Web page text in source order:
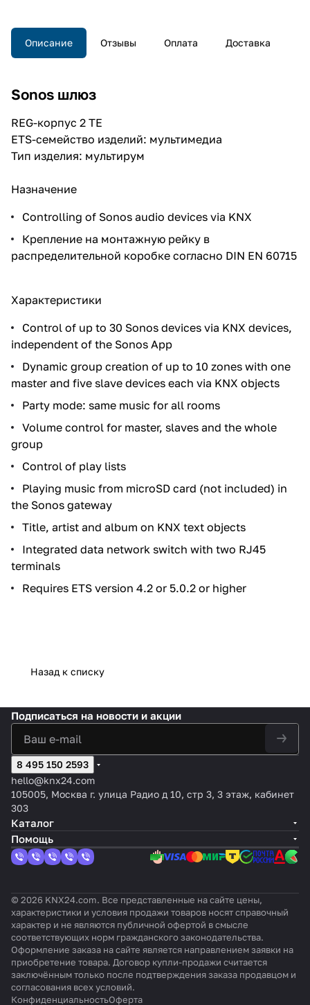
Описание Отзывы Оплата Доставка
Sonos шлюз
REG-корпус 2 TE
ETS-семейство изделий: мультимедиа
Тип изделия: мультирум
Назначение
Controlling of Sonos audio devices via KNX
Крепление на монтажную рейку в
распределительной коробке согласно DIN EN 60715
Характеристики
Control of up to 30 Sonos devices via KNX devices,
independent of the Sonos App
Dynamic group creation of up to 10 zones with one
master and five slave devices each via KNX objects
Party mode: same music for all rooms
Volume control for master, slaves and the whole
group
Control of play lists
Playing music from microSD card (not included) in
the Sonos gateway
Title, artist and album on KNX text objects
Integrated data network switch with two RJ45
terminals
Requires ETS version 4.2 or 5.0.2 or higher
Назад к списку
Подписаться на новости и акции
8 495 150 2593
hello@knx24.com
105005, Москва г. улица Радио д 10, стр 3, 3 этаж, кабинет
303
Каталог
Помощь
© 2026 KNX24.com. Все представленные на сайте цены,
характеристики и условия продажи товаров носят справочный
характер и не являются публичной офертой в смысле
соответствующих норм гражданского законодательства.
Оформление заказа на сайте является направлением заявки на
приобретение товара. Договор купли-продажи считается
заключённым только после подтверждения заказа продавцом и
согласования всех условий.
КонфиденциальностьОферта